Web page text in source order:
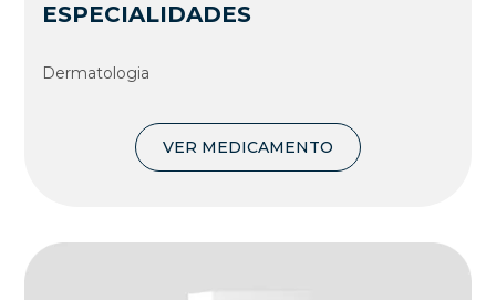
ESPECIALIDADES
Dermatologia
VER MEDICAMENTO